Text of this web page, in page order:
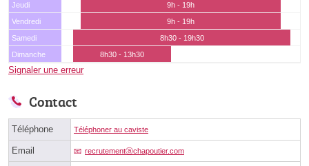
Jeudi
9h - 19h
Vendredi
9h - 19h
Samedi
8h30 - 19h30
Dimanche
8h30 - 13h30
Signaler une erreur
Contact
Téléphone Téléphoner au caviste
Email recrutementⓐchapoutier.com